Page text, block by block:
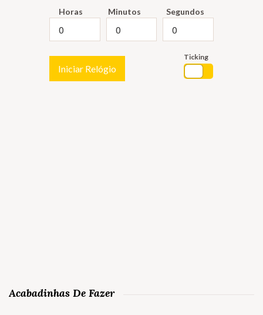
Horas Minutos Segundos
Iniciar Relógio
Ticking
Acabadinhas De Fazer